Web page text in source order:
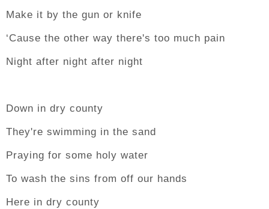
Make it by the gun or knife
‘Cause the other way there's too much pain
Night after night after night
Down in dry county
They're swimming in the sand
Praying for some holy water
To wash the sins from off our hands
Here in dry county